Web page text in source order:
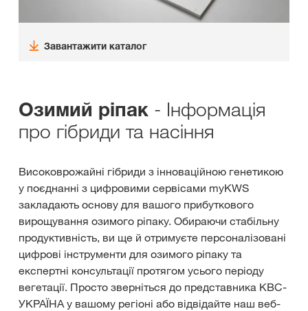
Завантажити каталог
Озимий ріпак - Інформація
про гібриди та насіння
Високоврожайні гібриди з інноваційною генетикою
у поєднанні з цифровими сервісами myKWS
закладають основу для вашого прибуткового
вирощування озимого ріпаку. Обираючи стабільну
продуктивність, ви ще й отримуєте персоналізовані
цифрові інструменти для озимого ріпаку та
експертні консультації протягом усього періоду
вегетації. Просто зверніться до представника КВС-
УКРАЇНА у вашому регіоні або відвідайте наш веб-